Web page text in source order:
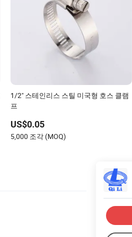
1/2" 스테인리스 스틸 미국형 호스 클램
프
US$0.05
5,000 조각 (MOQ)